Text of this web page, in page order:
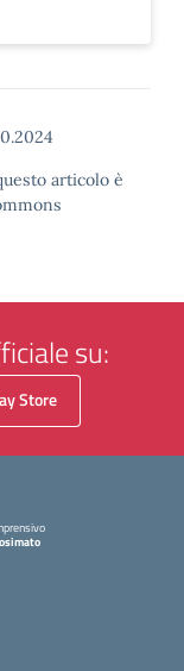
articolo è
su:
Store